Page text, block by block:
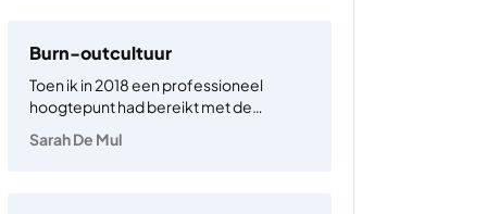
Burn-outcultuur
Toen ik in 2018 een professioneel
hoogtepunt had bereikt met de
gezondheid slechter dan ooit.
Sarah De Mul